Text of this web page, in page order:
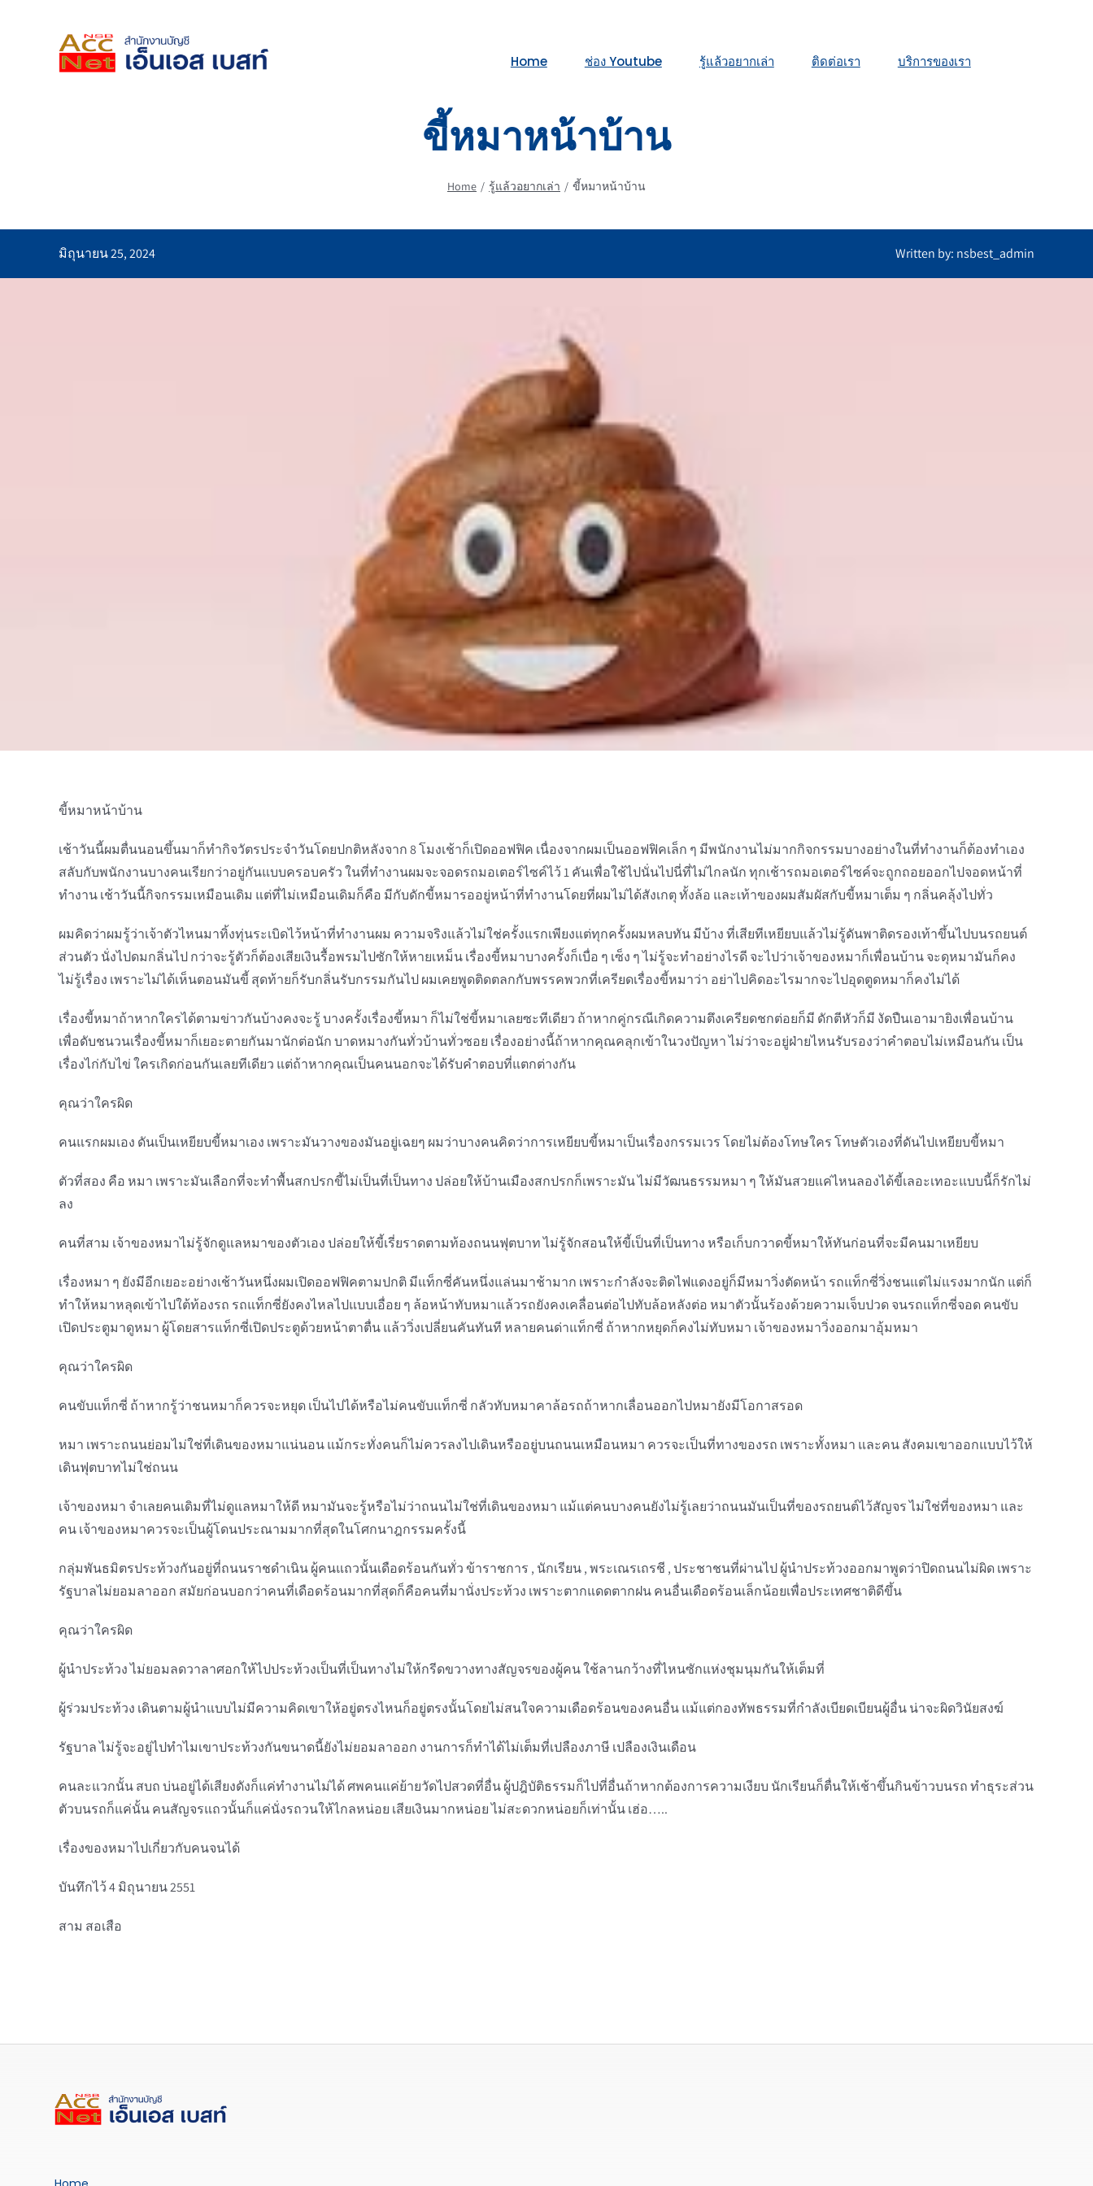
Home ช่อง Youtube รู้แล้วอยากเล่า ติดต่อเรา บริการของเรา
ขี้หมาหน้าบ้าน
Home รู้แล้วอยากเล่า ขี้หมาหน้าบ้าน
มิถุนายน 25, 2024 Written by: nsbest_admin
ขี้หมาหน้าบ้าน
เช้าวันนี้ผมตื่นนอนขึ้นมาก็ทำกิจวัตรประจำวันโดยปกติหลังจาก 8 โมงเช้าก็เปิดออฟฟิค เนื่องจากผมเป็นออฟฟิคเล็ก ๆ มีพนักงานไม่มากกิจกรรมบางอย่างในที่ทำงานก็ต้องทำเอง
สลับกับพนักงานบางคนเรียกว่าอยู่กันแบบครอบครัว ในที่ทำงานผมจะจอดรถมอเตอร์ไซค์ไว้ 1 คันเพื่อใช้ไปนั่นไปนี่ที่ไม่ไกลนัก ทุกเช้ารถมอเตอร์ไซค์จะถูกถอยออกไปจอดหน้าที่
ทำงาน เช้าวันนี้กิจกรรมเหมือนเดิม แต่ที่ไม่เหมือนเดิมก็คือ มีกับดักขี้หมารออยู่หน้าที่ทำงานโดยที่ผมไม่ได้สังเกตุ ทั้งล้อ และเท้าของผมสัมผัสกับขี้หมาเต็ม ๆ กลิ่นคลุ้งไปทั่ว
ผมคิดว่าผมรู้ว่าเจ้าตัวไหนมาทิ้งทุ่นระเบิดไว้หน้าที่ทำงานผม ความจริงแล้วไม่ใช่ครั้งแรกเพียงแต่ทุกครั้งผมหลบทัน มีบ้าง ที่เสียทีเหยียบแล้วไม่รู้ดันพาติดรองเท้าขึ้นไปบนรถยนต์
ส่วนตัว นั่งไปดมกลิ่นไป กว่าจะรู้ตัวก็ต้องเสียเงินรื้อพรมไปซักให้หายเหม็น เรื่องขี้หมาบางครั้งก็เบื่อ ๆ เซ็ง ๆ ไม่รู้จะทำอย่างไรดี จะไปว่าเจ้าของหมาก็เพื่อนบ้าน จะดุหมามันก็คง
ไม่รู้เรื่อง เพราะไม่ได้เห็นตอนมันขี้ สุดท้ายก็รับกลิ่นรับกรรมกันไป ผมเคยพูดติดตลกกับพรรคพวกที่เครียดเรื่องขี้หมาว่า อย่าไปคิดอะไรมากจะไปอุดตูดหมาก็คงไม่ได้
เรื่องขี้หมาถ้าหากใครได้ตามข่าวกันบ้างคงจะรู้ บางครั้งเรื่องขี้หมา ก็ไม่ใช่ขี้หมาเลยซะทีเดียว ถ้าหากคู่กรณีเกิดความตึงเครียดชกต่อยก็มี ดักตีหัวก็มี งัดปืนเอามายิงเพื่อนบ้าน
เพื่อดับชนวนเรื่องขี้หมาก็เยอะตายกันมานักต่อนัก บาดหมางกันทั่วบ้านทั่วซอย เรื่องอย่างนี้ถ้าหากคุณคลุกเข้าในวงปัญหา ไม่ว่าจะอยู่ฝ่ายไหนรับรองว่าคำตอบไม่เหมือนกัน เป็น
เรื่องไก่กับไข่ ใครเกิดก่อนกันเลยทีเดียว แต่ถ้าหากคุณเป็นคนนอกจะได้รับคำตอบที่แตกต่างกัน
คุณว่าใครผิด
คนแรกผมเอง ดันเป็นเหยียบขี้หมาเอง เพราะมันวางของมันอยู่เฉยๆ ผมว่าบางคนคิดว่าการเหยียบขี้หมาเป็นเรื่องกรรมเวร โดยไม่ต้องโทษใคร โทษตัวเองที่ดันไปเหยียบขี้หมา
ตัวที่สอง คือ หมา เพราะมันเลือกที่จะทำพื้นสกปรกขี้ไม่เป็นที่เป็นทาง ปล่อยให้บ้านเมืองสกปรกก็เพราะมัน ไม่มีวัฒนธรรมหมา ๆ ให้มันสวยแค่ไหนลองได้ขี้เลอะเทอะแบบนี้ก็รักไม่
ลง
คนที่สาม เจ้าของหมาไม่รู้จักดูแลหมาของตัวเอง ปล่อยให้ขี้เรี่ยราดตามท้องถนนฟุตบาท ไม่รู้จักสอนให้ขี้เป็นที่เป็นทาง หรือเก็บกวาดขี้หมาให้ทันก่อนที่จะมีคนมาเหยียบ
เรื่องหมา ๆ ยังมีอีกเยอะอย่างเช้าวันหนึ่งผมเปิดออฟฟิคตามปกติ มีแท็กซี่คันหนึ่งแล่นมาช้ามาก เพราะกำลังจะติดไฟแดงอยู่ก็มีหมาวิ่งตัดหน้า รถแท็กซี่วิ่งชนแต่ไม่แรงมากนัก แต่ก็
ทำให้หมาหลุดเข้าไปใต้ท้องรถ รถแท็กซี่ยังคงไหลไปแบบเอื่อย ๆ ล้อหน้าทับหมาแล้วรถยังคงเคลื่อนต่อไปทับล้อหลังต่อ หมาตัวนั้นร้องด้วยความเจ็บปวด จนรถแท็กซี่จอด คนขับ
เปิดประตูมาดูหมา ผู้โดยสารแท็กซี่เปิดประตูด้วยหน้าตาตื่น แล้ววิ่งเปลี่ยนคันทันที หลายคนด่าแท็กซี่ ถ้าหากหยุดก็คงไม่ทับหมา เจ้าของหมาวิ่งออกมาอุ้มหมา
คุณว่าใครผิด
คนขับแท็กซี่ ถ้าหากรู้ว่าชนหมาก็ควรจะหยุด เป็นไปได้หรือไม่คนขับแท็กซี่ กลัวทับหมาคาล้อรถถ้าหากเลื่อนออกไปหมายังมีโอกาสรอด
หมา เพราะถนนย่อมไม่ใช่ที่เดินของหมาแน่นอน แม้กระทั่งคนก็ไม่ควรลงไปเดินหรืออยู่บนถนนเหมือนหมา ควรจะเป็นที่ทางของรถ เพราะทั้งหมา และคน สังคมเขาออกแบบไว้ให้
เดินฟุตบาทไม่ใช่ถนน
เจ้าของหมา จำเลยคนเดิมที่ไม่ดูแลหมาให้ดี หมามันจะรู้หรือไม่ว่าถนนไม่ใช่ที่เดินของหมา แม้แต่คนบางคนยังไม่รู้เลยว่าถนนมันเป็นที่ของรถยนต์ไว้สัญจร ไม่ใช่ที่ของหมา และ
คน เจ้าของหมาควรจะเป็นผู้โดนประณามมากที่สุดในโศกนาฎกรรมครั้งนี้
กลุ่มพันธมิตรประท้วงกันอยู่ที่ถนนราชดำเนิน ผู้คนแถวนั้นเดือดร้อนกันทั่ว ข้าราชการ , นักเรียน , พระเณรเถรชี , ประชาชนที่ผ่านไป ผู้นำประท้วงออกมาพูดว่าปิดถนนไม่ผิด เพราะ
รัฐบาลไม่ยอมลาออก สมัยก่อนบอกว่าคนที่เดือดร้อนมากที่สุดก็คือคนที่มานั่งประท้วง เพราะตากแดดตากฝน คนอื่นเดือดร้อนเล็กน้อยเพื่อประเทศชาติดีขึ้น
คุณว่าใครผิด
ผู้นำประท้วง ไม่ยอมลดวาลาศอกให้ไปประท้วงเป็นที่เป็นทางไม่ให้กรีดขวางทางสัญจรของผู้คน ใช้ลานกว้างที่ไหนซักแห่งชุมนุมกันให้เต็มที่
ผู้ร่วมประท้วง เดินตามผู้นำแบบไม่มีความคิดเขาให้อยู่ตรงไหนก็อยู่ตรงนั้นโดยไม่สนใจความเดือดร้อนของคนอื่น แม้แต่กองทัพธรรมที่กำลังเบียดเบียนผู้อื่น น่าจะผิดวินัยสงฆ์
รัฐบาล ไม่รู้จะอยู่ไปทำไมเขาประท้วงกันขนาดนี้ยังไม่ยอมลาออก งานการก็ทำได้ไม่เต็มที่เปลืองภาษี เปลืองเงินเดือน
คนละแวกนั้น สบถ บ่นอยู่ได้เสียงดังก็แค่ทำงานไม่ได้ ศพคนแค่ย้ายวัดไปสวดที่อื่น ผู้ปฎิบัติธรรมก็ไปที่อื่นถ้าหากต้องการความเงียบ นักเรียนก็ตื่นให้เช้าขึ้นกินข้าวบนรถ ทำธุระส่วน
ตัวบนรถก็แค่นั้น คนสัญจรแถวนั้นก็แค่นั่งรถวนให้ไกลหน่อย เสียเงินมากหน่อย ไม่สะดวกหน่อยก็เท่านั้น เฮ่อ…..
เรื่องของหมาไปเกี่ยวกับคนจนได้
บันทึกไว้ 4 มิถุนายน 2551
สาม สอเสือ